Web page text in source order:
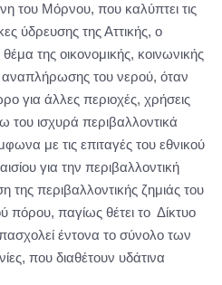
του Μόρνου, που καλύπτει τις
ύδρευσης της Αττικής, ο
της οικονομικής, κοινωνικής
αναπλήρωσης του νερού, όταν
για άλλες περιοχές, χρήσεις
του ισχυρά περιβαλλοντικά
με τις επιταγές του εθνικού
για την περιβαλλοντική
περιβαλλοντικής ζημιάς του
πόρου, παγίως θέτει το Δίκτυο
έντονα το σύνολο των
που διαθέτουν υδάτινα